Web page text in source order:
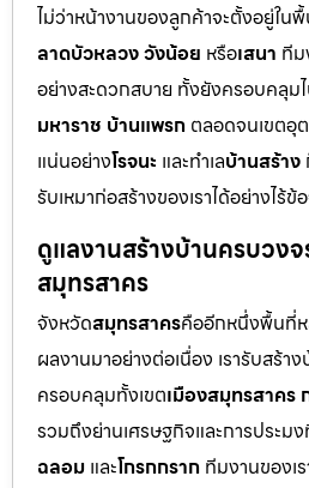
ไม่ว่าหน้างานของลูกค้าจะตั้งอยู่ใน
ลาดบัวหลวง วังน้อย หรือเสนา ทีม
อย่างสะดวกสบาย ทั้งยังครอบคลุม
มหาราช บ้านแพรก ตลอดจนเขตอุ
แน่นอย่างโรจนะ และทำเลบ้านสร้าง
รับเหมาก่อสร้างของเราได้อย่างไร้ข้
ดูแลงานสร้างบ้านครบวง
สมุทรสาคร
จังหวัดสมุทรสาครคืออีกหนึ่งพื้นที่ห
ผลงานมาอย่างต่อเนื่อง เรารับสร้า
ครอบคลุมทั้งเขตเมืองสมุทรสาคร
รวมถึงย่านเศรษฐกิจและการประม
ฉลอม และโกรกกราก ทีมงานของเ